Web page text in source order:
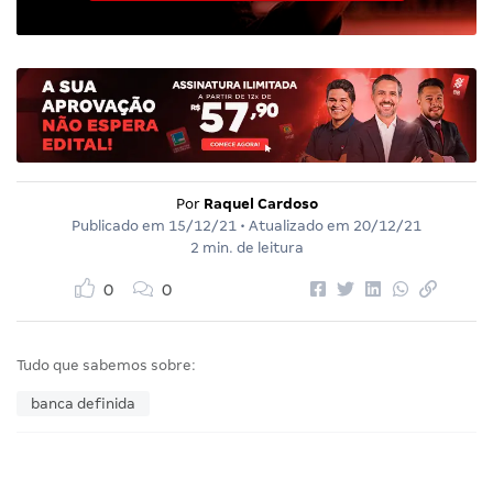
Por Raquel Cardoso
Publicado em 15/12/21 • Atualizado em 20/12/21
2 min. de leitura
0 0
Tudo que sabemos sobre:
banca definida